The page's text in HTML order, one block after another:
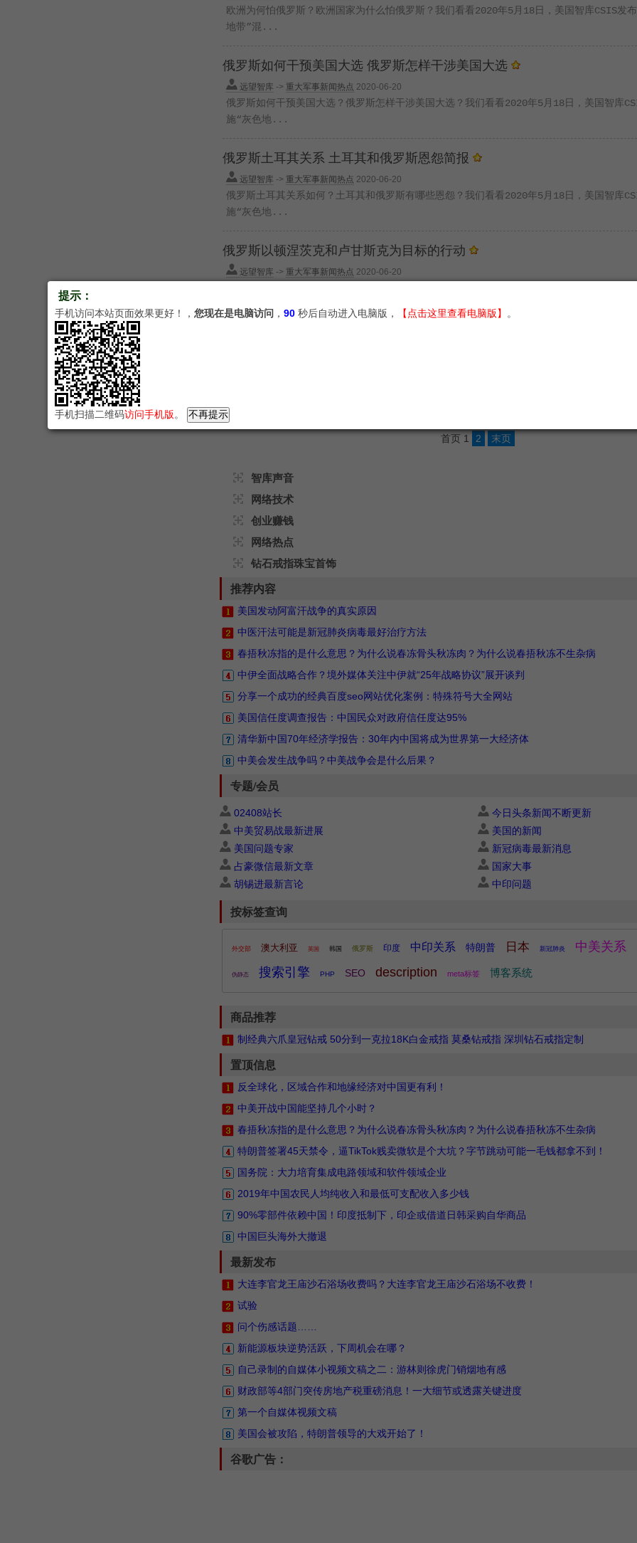
欧洲为何怕俄罗斯？欧洲国家为什么怕俄罗斯？我们看看2020年5月18日，美国智库CSIS发
地带”混...
俄罗斯如何干预美国大选 俄罗斯怎样干涉美国大选
远望智库 -> 重大军事新闻热点 2020-06-20
俄罗斯如何干预美国大选？俄罗斯怎样干涉美国大选？我们看看2020年5月18日，美国智库
施“灰色地...
俄罗斯土耳其关系 土耳其和俄罗斯恩怨简报
远望智库 -> 重大军事新闻热点 2020-06-20
俄罗斯土耳其关系如何？土耳其和俄罗斯有哪些恩怨？我们看看2020年5月18日，美国智库
施“灰色地...
俄罗斯以顿涅茨克和卢甘斯克为目标的行动
远望智库 -> 重大军事新闻热点 2020-06-20
首页 1 2 末页
智库声音
网络技术
创业赚钱
网络热点
钻石戒指珠宝首饰
推荐内容
美国发动阿富汗战争的真实原因
中医汗法可能是新冠肺炎病毒最好治疗方法
春捂秋冻指的是什么意思？为什么说春冻骨头秋冻肉？为什么说春捂秋冻不生杂病
中伊全面战略合作？境外媒体关注中伊就“25年战略协议”展开谈判
分享一个成功的经典百度seo网站优化案例：特殊符号大全网站
美国信任度调查报告：中国民众对政府信任度达95%
清华新中国70年经济学报告：30年内中国将成为世界第一大经济体
中美会发生战争吗？中美战争会是什么后果？
专题/会员
02408站长
今日头条新闻不断更新
中美贸易战最新进展
美国的新闻
美国问题专家
新冠病毒最新消息
占豪微信最新文章
国家大事
胡锡进最新言论
中印问题
按标签查询
外交部 澳大利亚 英国 韩国 俄罗斯 印度 中印关系 特朗普 日本 新冠肺炎 中美关系
伪静态 搜索引擎 PHP SEO description meta标签 博客系统
商品推荐
制经典六爪皇冠钻戒 50分到一克拉18K白金戒指 莫桑钻戒指 深圳钻石戒指定制
置顶信息
反全球化，区域合作和地缘经济对中国更有利！
中美开战中国能坚持几个小时？
春捂秋冻指的是什么意思？为什么说春冻骨头秋冻肉？为什么说春捂秋冻不生杂病
特朗普签署45天禁令，逼TikTok贱卖微软是个大坑？字节跳动可能一毛钱都拿不到！
国务院：大力培育集成电路领域和软件领域企业
2019年中国农民人均纯收入和最低可支配收入多少钱
90%零部件依赖中国！印度抵制下，印企或借道日韩采购自华商品
中国巨头海外大撤退
最新发布
大连李官龙王庙沙石浴场收费吗？大连李官龙王庙沙石浴场不收费！
试验
问个伤感话题……
新能源板块逆势活跃，下周机会在哪？
自己录制的自媒体小视频文稿之二：游林则徐虎门销烟地有感
财政部等4部门突传房地产税重磅消息！一大细节或透露关键进度
第一个自媒体视频文稿
美国会被攻陷，特朗普领导的大戏开始了！
谷歌广告：
提示：
手机访问本站页面效果更好！，您现在是电脑访问 ，89 秒后自动进入电脑版， 【点击这里查看电脑版】 。
手机扫描二维码访问手机版。